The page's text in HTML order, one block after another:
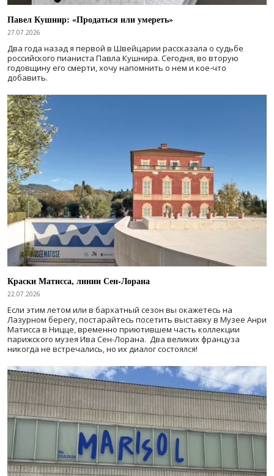
Павел Кушнир: «Продаться или умереть»
27.07.2026
Два года назад я первой в Швейцарии рассказала о судьбе
российского пианиста Павла Кушнира. Сегодня, во вторую
годовщину его смерти, хочу напомнить о нем и кое-что
добавить.
Краски Матисса, линии Сен-Лорана
22.07.2026
Если этим летом или в бархатный сезон вы окажетесь на
Лазурном берегу, постарайтесь посетить выставку в Музее Анри
Матисса в Ницце, временно приютившем часть коллекции
парижского музея Ива Сен-Лорана. Два великих француза
никогда не встречались, но их диалог состоялся!